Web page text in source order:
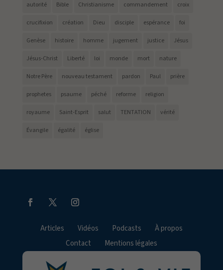
autorité Bible Christianisme commandement croix
crucifixion création Dieu disciple espérance foi
Genèse histoire homme jugement justice Jésus
Jésus-Christ Liberté loi monde mort nature
Notre Père nouveau testament pardon Paul prière
prophetes psaume péché reforme religion
royaume Saint-Esprit salut TENTATION vérité
Évangile égalité église
Articles Vidéos Podcasts
À propos
Contact
Mentions légales